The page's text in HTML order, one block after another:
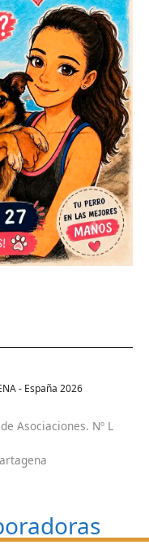
- España 2026
Asociaciones. Nº L